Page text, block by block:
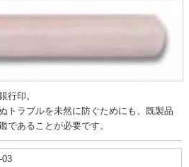
行印。
トラブルを未然に防ぐためにも、既製品
であることが必要です。
03